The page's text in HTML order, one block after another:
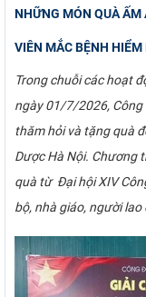
NHỮNG MÓN QUÀ
VIÊN MẮC BỆNH
Trong chuỗi các hoạt
ngày 01/7/2026, Công
thăm hỏi và tặng quà
Dược Hà Nội. Chương
quà từ Đại hội XIV
bộ, nhà giáo, người